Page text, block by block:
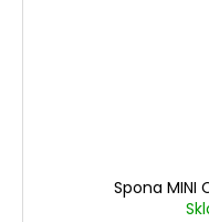
Spona MINI